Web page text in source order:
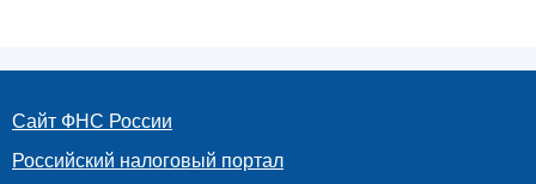
Сайт ФНС России
Российский налоговый портал